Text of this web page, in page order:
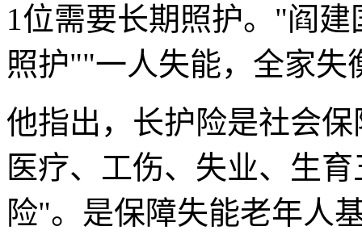
1位需要长期照护。"阎
照护""一人失能，全家
他指出，长护险是社会
医疗、工伤、失业、生
险"。是保障失能老年人